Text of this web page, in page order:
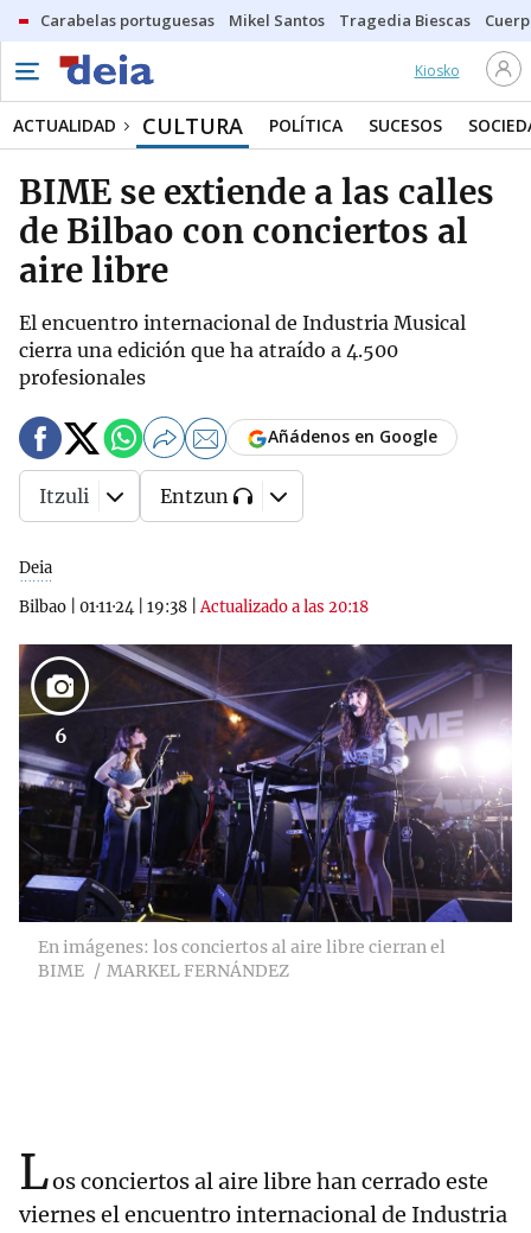
Carabelas portuguesas Mikel Santos Tragedia Biescas
Kiosko
ACTUALIDAD CULTURA POLÍTICA SUCESOS
BIME se extiende a las calles
de Bilbao con conciertos al
aire libre
El encuentro internacional de Industria Musical
cierra una edición que ha atraído a 4.500
profesionales
Deia
Bilbao
01·11·24 19:38 |Actualizado a las 20:18
Añádenos en Google
Itzuli Entzun
6
En imágenes: los conciertos al aire libre cierran el
BIME
MARKEL FERNÁNDEZ
Los conciertos al aire libre han cerrado este
viernes el encuentro internacional de Industria